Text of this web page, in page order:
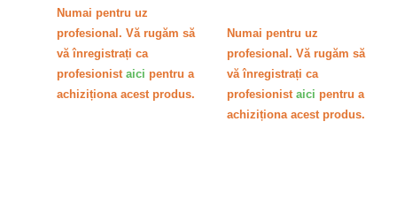
Numai pentru uz
profesional. Vă rugăm să
vă înregistrați ca
profesionist aici pentru a
achiziționa acest produs.
Numai pentru uz
profesional. Vă rugăm să
vă înregistrați ca
profesionist aici pentru a
achiziționa acest produs.